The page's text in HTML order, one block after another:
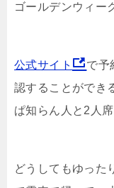
ゴールデンウィー
公式サイト
で予
認することができ
ぱ知らん人と2人
どうしてもゆった